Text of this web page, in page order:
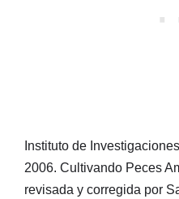
Instituto de
2006. Cultivando Peces
revisada y corregida por